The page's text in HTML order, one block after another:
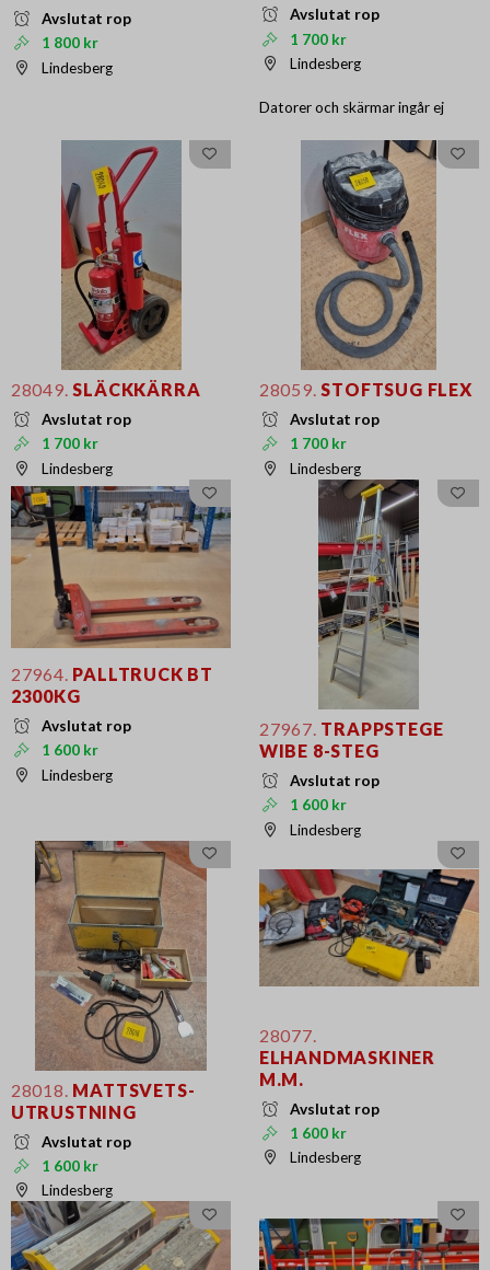
Avslutat rop
1 800 kr
Lindesberg
Avslutat rop
1 700 kr
Lindesberg
Datorer och skärmar ingår ej
28049. SLÄCKKÄRRA
Avslutat rop
1 700 kr
Lindesberg
28059. STOFTSUG FLEX
Avslutat rop
1 700 kr
Lindesberg
27964. PALLTRUCK BT
2300KG
Avslutat rop
1 600 kr
Lindesberg
27967. TRAPPSTEGE
WIBE 8-STEG
Avslutat rop
1 600 kr
Lindesberg
28018. MATTSVETS-
UTRUSTNING
Avslutat rop
1 600 kr
Lindesberg
28077.
ELHANDMASKINER
M.M.
Avslutat rop
1 600 kr
Lindesberg